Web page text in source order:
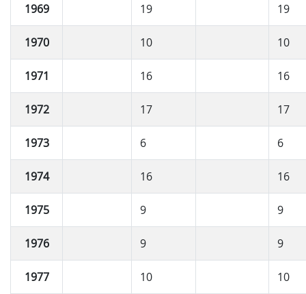
1969 19 19
1970 10 10
1971 16 16
1972 17 17
1973 6 6
1974 16 16
1975 9 9
1976 9 9
1977 10 10